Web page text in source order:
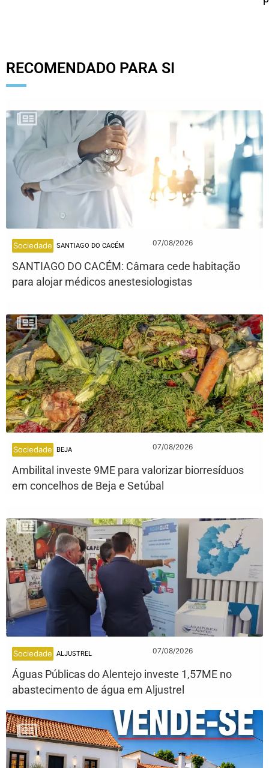
RECOMENDADO PARA SI
Sociedade SANTIAGO DO CACÉM 07/08/2026
SANTIAGO DO CACÉM: Câmara cede habitação
para alojar médicos anestesiologistas
Sociedade BEJA 07/08/2026
Ambilital investe 9ME para valorizar biorresíduos
em concelhos de Beja e Setúbal
Sociedade ALJUSTREL 07/08/2026
Águas Públicas do Alentejo investe 1,57ME no
abastecimento de água em Aljustrel